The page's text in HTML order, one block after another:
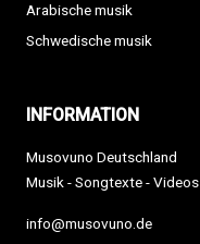
Arabische musik
Schwedische musik
INFORMATION
Musovuno Deutschland
Musik - Songtexte - Videos
info@musovuno.de